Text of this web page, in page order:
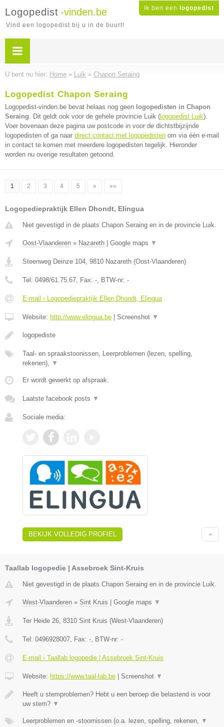
Ik ben een logopedist
Logopedist -vinden.be
Vind een logopedist bij u in de buurt!
U bent nu hier: Home » Luik » Chapon Seraing
Logopedist Chapon Seraing
Logopedist-vinden.be bevat helaas nog geen logopedisten in Chapon
Seraing. Dit geldt ook voor de gehele provincie Luik ( logopedist Luik).
Voer bovenaan deze pagina uw postcode in voor de dichtstbijzijnde
logopedisten of ga naar direct contact met logopedisten om via één e-mail
in contact te komen met meerdere logopedisten tegelijk. Hieronder
worden nu overige resultaten getoond.
1 2 3 4 5 » »»
Logopediepraktijk Ellen Dhondt, Elingua
Niet gevestigd in de plaats Chapon Seraing en in de provincie Luik.
Oost-Vlaanderen » Nazareth Google maps ▼
Steenweg Deinze 104, 9810 Nazareth (Oost-Vlaanderen)
Tel: 0498/61.75.67, Fax: -, BTW-nr: -
E-mail › Logopediepraktijk Ellen Dhondt, Elingua
Website: http://www.elingua.be Screenshot ▼
logopediste
Taal- en spraakstoonissen, Leerproblemen (lezen, spelling,
rekenen), ▼
Er wordt gewerkt op afspraak.
Laatste facebook posts ▼
Sociale media:
BEKIJK VOLLEDIG PROFIEL
Taallab logopedie | Assebroek Sint-Kruis
Niet gevestigd in de plaats Chapon Seraing en in de provincie Luik.
West-Vlaanderen » Sint Kruis Google maps ▼
Ter Heide 26, 8310 Sint Kruis (West-Vlaanderen)
Tel: 0496928007, Fax: -, BTW-nr: -
E-mail › Taallab logopedie | Assebroek Sint-Kruis
Website: https://www.taal-lab.be Screenshot ▼
Heeft u stemproblemen? Hebt u een beroep die belastend is voor
uw stem? ▼
Leerproblemen en -stoornissen (o.a. lezen, spelling, rekenen, ▼